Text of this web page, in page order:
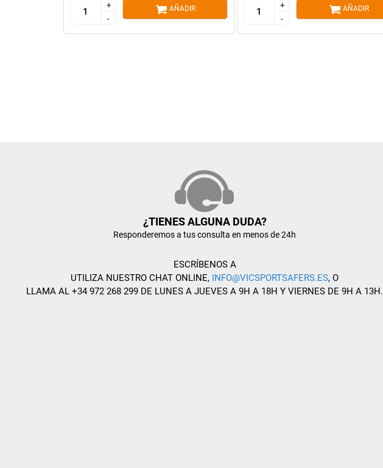
+
-
+
-
AÑADIR
+
-
+
-
AÑADIR
¿TIENES ALGUNA DUDA?
Responderemos a tus consulta en menos de 24h
ESCRÍBENOS A
UTILIZA NUESTRO CHAT ONLINE, INFO@VICSPORTSAFERS.ES, O
LLAMA AL +34 972 268 299 DE LUNES A JUEVES A 9H A 18H Y VIERNES DE 9H A 13H.